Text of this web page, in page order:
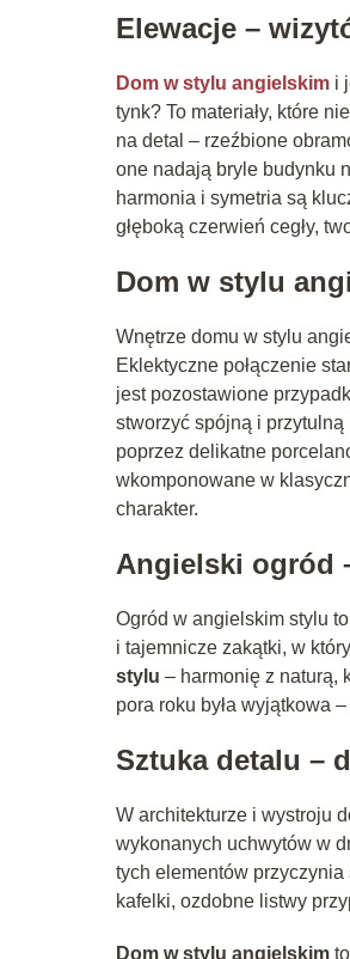
Elewacje –
Dom w stylu angielskim i
tynk? To materiały, które
na detal – rzeźbione
one nadają bryle budynku
harmonia i symetria są
głęboką czerwień cegły,
Dom w stylu
Wnętrze domu w stylu
Eklektyczne połączenie
jest pozostawione
stworzyć spójną i
poprzez delikatne
wkomponowane w
charakter.
Angielski ogród
Ogród w angielskim stylu
i tajemnicze zakątki, w
stylu – harmonię z naturą,
pora roku była wyjątkowa
Sztuka detalu –
W architekturze i wystroju
wykonanych uchwytów w
tych elementów
kafelki, ozdobne listwy
Dom w stylu angielskim